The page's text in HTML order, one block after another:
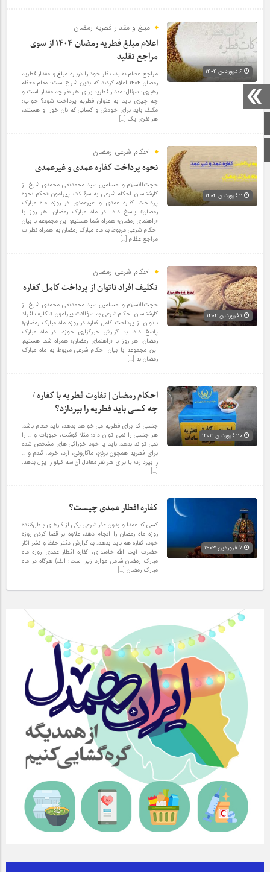
اینستاگرام
مبلغ و مقدار فطریه رمضان
اعلام مبلغ فطریه رمضان ۱۴۰۴ از سوی
مراجع تقلید
مراجع عظام تقلید، نظر خود را درباره مبلغ و مقدار فطریه
رمضان ۱۴۰۴ اعلام کردند که بدین شرح است: مقام معظم
رهبری: سؤال: مقدار فطریه برای هر نفر چه مقدار است و
چه چیزی باید به عنوان فطریه پرداخت شود؟ جواب:
مکلف باید برای خودش و کسانی که نان خور او هستند،
هر نفری یک […]
احکام شرعی رمضان
نحوه پرداخت کفاره عمدی و غیرعمدی
حجت‌الاسلام والمسلمین سید محمدتقی محمدی شیخ از
کارشناسان احکام شرعی به سؤالات پیرامون «حکم نحوه
پرداخت کفاره عمدی و غیرعمدی در روزه ماه مبارک
رمضان» پاسخ داد. در ماه مبارک رمضان، هر روز با
«راهنمای رمضان» همراه شما هستیم؛ این مجموعه با بیان
احکام شرعی مربوط به ماه مبارک رمضان به همراه نظرات
مراجع عظام […]
احکام شرعی رمضان
تکلیف افراد ناتوان از پرداخت کامل کفاره
حجت‌الاسلام والمسلمین سید محمدتقی محمدی شیخ از
کارشناسان احکام شرعی به سؤالات پیرامون «تکلیف افراد
ناتوان از پرداخت کامل کفاره در روزه ماه مبارک رمضان»
پاسخ داد. به گزارش خبرگزاری حوزه، در ماه مبارک
رمضان، هر روز با «راهنمای رمضان» همراه شما هستیم؛
این مجموعه با بیان احکام شرعی مربوط به ماه مبارک
رمضان به […]
احکام رمضان | تفاوت فطریه با کفاره /
چه کسی باید فطریه را بپردازد؟
جنسی که برای فطریه می خواهد بدهد، باید طعام باشد؛
هر جنسی را نمی توان داد؛ مثلا گوشت، حبوبات و … را
نمی تواند بدهد؛ باید یا خود خوراکی های مشخص شده
برای فطریه همچون برنج، ماکارونی، آرد، خرما، گندم و …
را بپردازد؛ یا برای هر نفر معادل آن سه کیلو را پول بدهد.
[…]
کفاره‌ افطار عمدی چیست؟
کسی که عمدا و بدون عذر شرعی یکی از کارهای باطل‌کننده
روزه ماه رمضان را انجام دهد، علاوه بر قضا کردن روزه
خود، کفاره هم باید بدهد. به گزارش دفتر حفظ و نشر آثار
حضرت آیت الله خامنه‌ای، کفاره‌ افطار عمدی روزه‌ ماه
مبارک رمضان شامل موارد زیر است: الف) هرگاه در ماه
مبارک رمضان […]